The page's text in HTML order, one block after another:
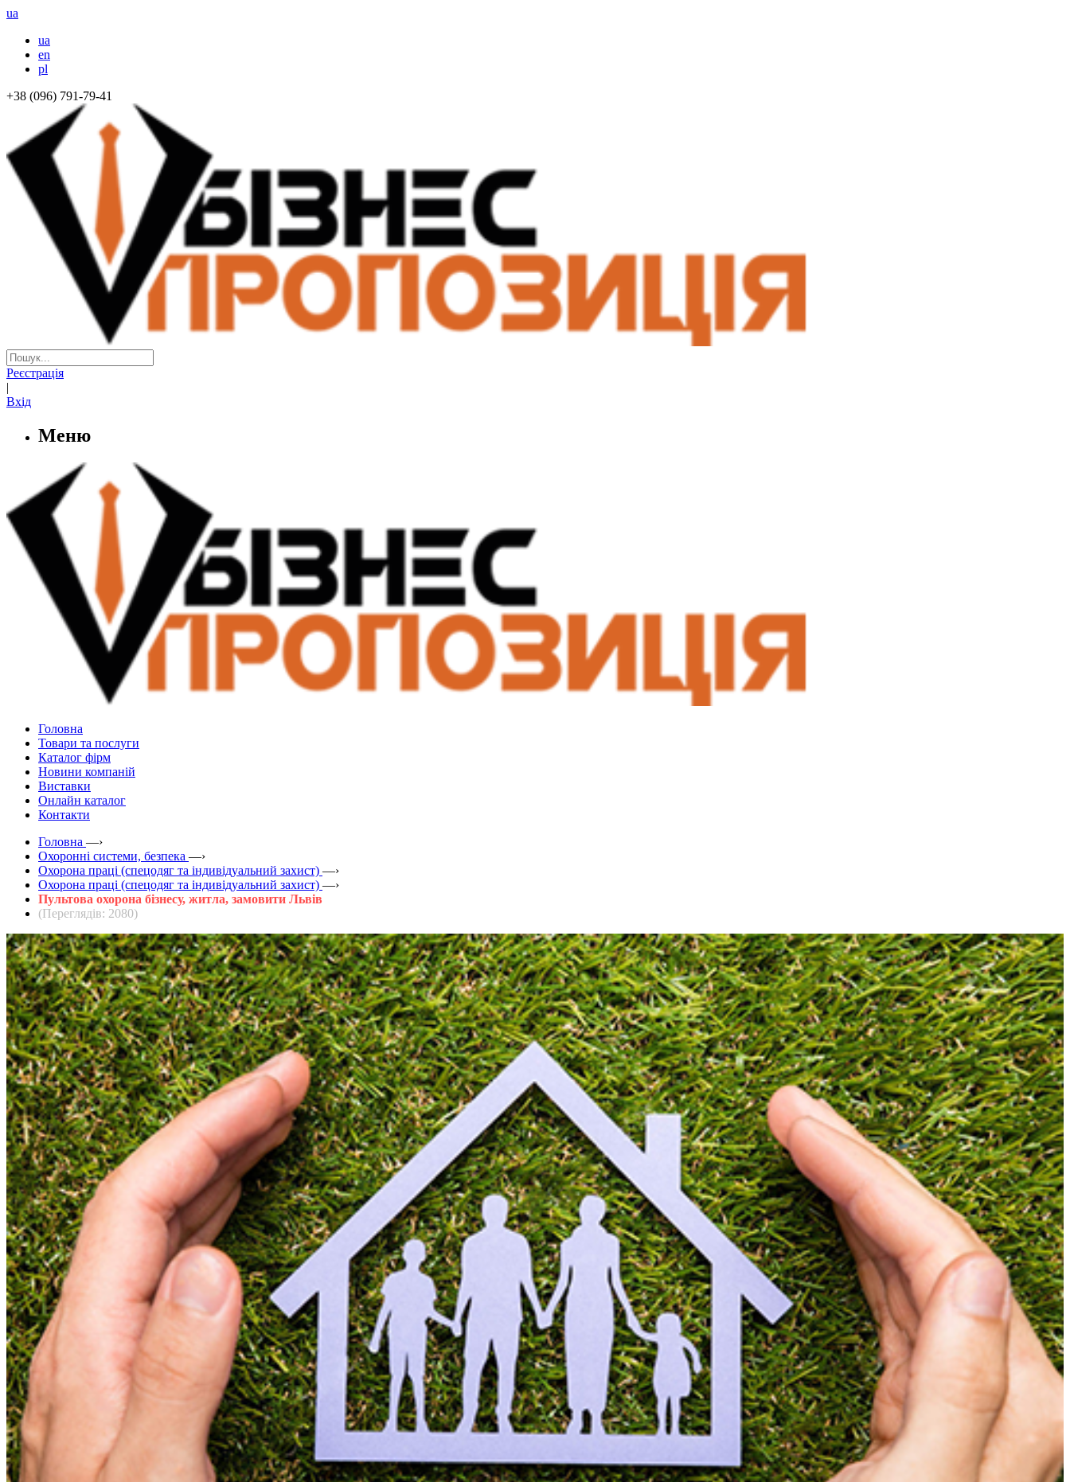
ua
ua
en
pl
+38 (096) 791-79-41
Реєстрація
|
Вхід
Меню
Головна
Товари та послуги
Каталог фірм
Новини компаній
Виставки
Онлайн каталог
Контакти
Головна —›
Охоронні системи, безпека —›
Охорона праці (спецодяг та індивідуальний захист) —›
Охорона праці (спецодяг та індивідуальний захист) —›
Пультова охорона бізнесу, житла, замовити Львів
(Переглядів: 2080)